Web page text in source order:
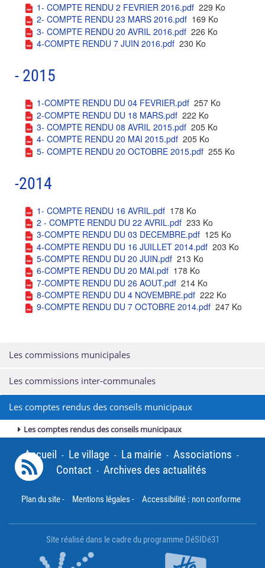
1- COMPTE RENDU 2 FEVRIER 2016.pdf 229 Ko
2- COMPTE RENDU 23 MARS 2016.pdf 169 Ko
3- COMPTE RENDU 20 AVRIL 2016.pdf 226 Ko
4-COMPTE RENDU 7 JUIN 2016.pdf 230 Ko
- 2015
1-COMPTE RENDU DU 04 FEVRIER.pdf 257 Ko
2-COMPTE RENDU DU 18 MARS.pdf 222 Ko
3- COMPTE RENDU 08 AVRIL 2015.pdf 205 Ko
4- COMPTE RENDU 20 MAI 2015.pdf 205 Ko
5- COMPTE RENDU 20 OCTOBRE 2015.pdf 255 Ko
-2014
1- COMPTE RENDU 16 AVRIL.pdf 178 Ko
2 - COMPTE RENDU DU 22 AVRIL.pdf 233 Ko
3-COMPTE RENDU DU 03 DECEMBRE.pdf 125 Ko
4-COMPTE RENDU DU 16 JUILLET 2014.pdf 203 Ko
5-COMPTE RENDU DU 20 JUIN.pdf 213 Ko
6-COMPTE RENDU DU 20 MAI.pdf 178 Ko
7-COMPTE RENDU DU 26 AOUT.pdf 214 Ko
8-COMPTE RENDU DU 4 NOVEMBRE.pdf 222 Ko
9-COMPTE RENDU DU 7 OCTOBRE 2014.pdf 247 Ko
Les commissions municipales
Les commissions inter-communales
Les comptes rendus des conseils municipaux
Les comptes rendus des conseils municipaux
Accueil - Le village - La mairie - Associations -
Contact - Archives des actualités
Plan du site- Mentions légales - Accessibilité : non conforme
Site réalisé dans le cadre du programme DéSIDé31